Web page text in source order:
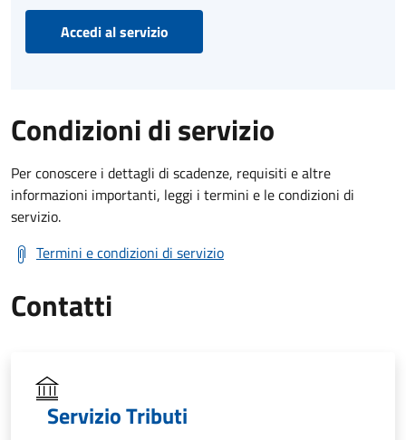
Accedi al servizio
Condizioni di servizio
Per conoscere i dettagli di scadenze, requisiti e altre
informazioni importanti, leggi i termini e le condizioni di
servizio.
Termini e condizioni di servizio
Contatti
Servizio Tributi